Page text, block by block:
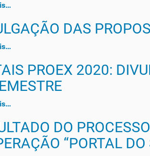
DAS
PROEX 2020:
DO
“PORTAL